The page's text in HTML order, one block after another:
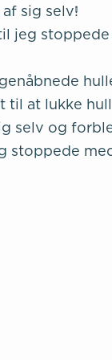
sig selv!
jeg
til at lukke
selv og
stoppede